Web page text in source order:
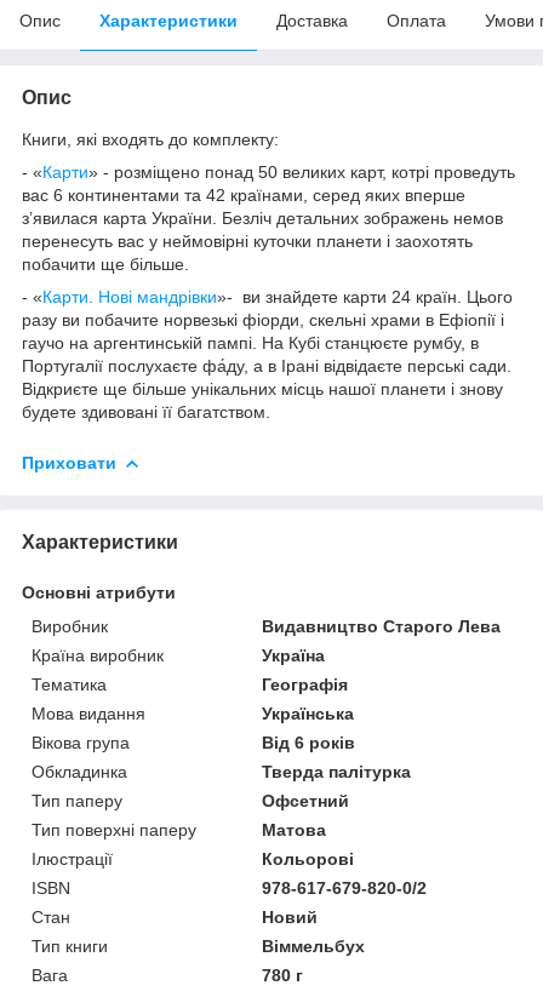
Опис Характеристики Доставка Оплата Умови
Опис
Книги, які входять до комплекту:
- «Карти» - розміщено понад 50 великих карт, котрі проведуть
вас 6 континентами та 42 країнами, серед яких вперше
з’явилася карта України. Безліч детальних зображень немов
перенесуть вас у неймовірні куточки планети і заохотять
побачити ще більше.
- «Карти. Нові мандрівки»- ви знайдете карти 24 країн. Цього
разу ви побачите норвезькі фіорди, скельні храми в Ефіопії і
гаучо на аргентинській пампі. На Кубі станцюєте румбу, в
Португалії послухаєте фа́ду, а в Ірані відвідаєте перські сади.
Відкриєте ще більше унікальних місць нашої планети і знову
будете здивовані її багатством.
Приховати
Характеристики
Основні атрибути
Виробник
Видавництво Старого Лева
Країна виробник
Україна
Тематика
Географія
Мова видання
Українська
Вікова група
Від 6 років
Обкладинка
Тверда палітурка
Тип паперу
Офсетний
Тип поверхні паперу
Матова
Ілюстрації
Кольорові
ISBN
978-617-679-820-0/2
Стан
Новий
Тип книги
Віммельбух
Вага
780 г